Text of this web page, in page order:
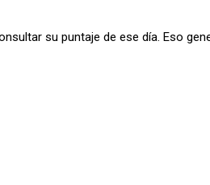
su puntaje de ese día. Eso